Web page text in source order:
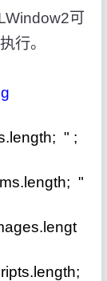
可
行。
" ;
"